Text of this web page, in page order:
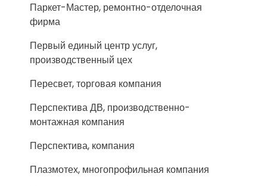
Паркет-Мастер, ремонтно-отделочная
фирма
Первый единый центр услуг,
производственный цех
Пересвет, торговая компания
Перспектива ДВ, производственно-
монтажная компания
Перспектива, компания
Плазмотех, многопрофильная компания